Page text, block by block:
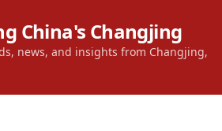
China's Changjing
news, and insights from Changjing,